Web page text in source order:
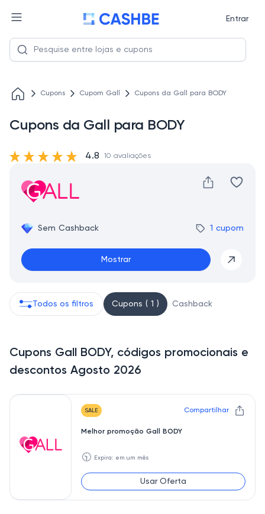
Entrar
Cupons Cupom Gall Cupons da Gall para BODY
Cupons da Gall para BODY
Sem Cashback 1 cupom
Mostrar
4.8 10 avaliações
Todos os filtros Cupons ( 1 ) Cashback
Cupons Gall BODY, códigos promocionais e
descontos Agosto 2026
SALE Compartilhar
Melhor promoção Gall BODY
🕥 Expira: em um mês
Usar Oferta